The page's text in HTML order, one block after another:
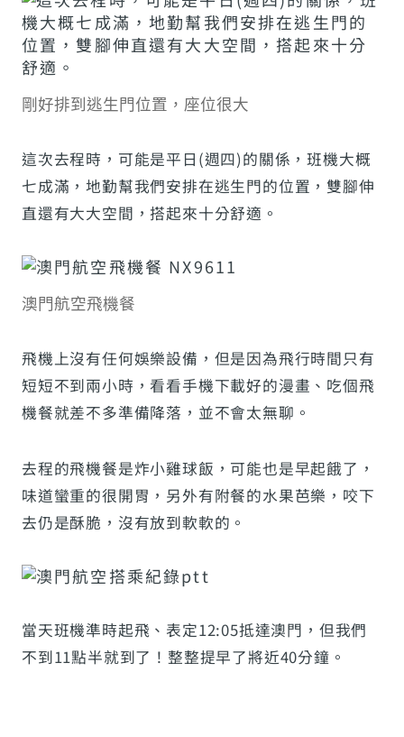
剛好排到逃生門位置，座位很大
這次去程時，可能是平日(週四)的關係，班機大概
七成滿，地勤幫我們安排在逃生門的位置，雙腳伸
直還有大大空間，搭起來十分舒適。
澳門航空飛機餐
飛機上沒有任何娛樂設備，但是因為飛行時間只有
短短不到兩小時，看看手機下載好的漫畫、吃個飛
機餐就差不多準備降落，並不會太無聊。
去程的飛機餐是炸小雞球飯，可能也是早起餓了，
味道蠻重的很開胃，另外有附餐的水果芭樂，咬下
去仍是酥脆，沒有放到軟軟的。
當天班機準時起飛、表定12:05抵達澳門，但我們
不到11點半就到了！整整提早了將近40分鐘。